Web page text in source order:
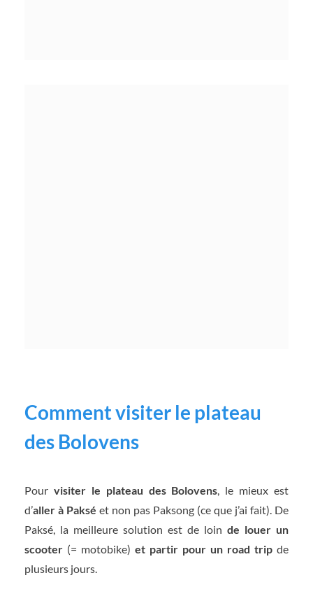
Comment visiter le plateau
des Bolovens
Pour visiter le plateau des Bolovens , le mieux est
d’aller à Paksé et non pas Paksong (ce que j’ai fait). De
Paksé, la meilleure solution est de loin de louer un
scooter (= motobike) et partir pour un road trip de
plusieurs jours.